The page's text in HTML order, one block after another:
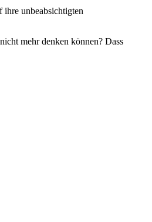
unbeabsichtigten
mehr denken können? Dass